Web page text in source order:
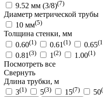
9.52 мм (3/8)(7)
Диаметр метрической трубы
10 мм(5)
Толщина стенки, мм
0.60(1) 0.61 (1) 0.65
0.81 (3) 1 (2) 1.00(1)
Посмотреть все
Свернуть
Длина трубки, м
3(1) 5(3) 15(7) 50